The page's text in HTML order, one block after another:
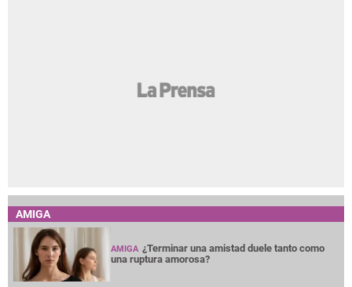
AMIGA
AMIGA ¿Terminar una amistad duele tanto como
una ruptura amorosa?